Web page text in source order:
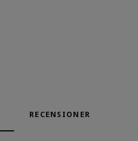
RECENSIONER